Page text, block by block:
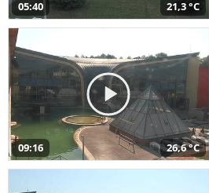
05:40 21,3 °C
09:16 26,6 °C